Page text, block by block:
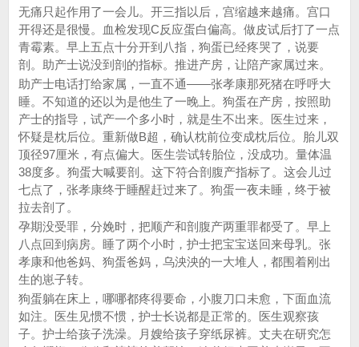
无痛只起作用了一会儿。开三指以后，宫缩越来越痛。宫口
开得还是很慢。血检发现C反应蛋白偏高。做皮试后打了一点
青霉素。早上五点十分开到八指，狗蛋已经疼哭了，说要
剖。助产士说没到剖的指标。推进产房，让陪产家属过来。
助产士电话打给家属，一直不通——张孝康那死猪在呼呼大
睡。不知道的还以为是他生了一晚上。狗蛋在产房，按照助
产士的指导，试产一个多小时，就是生不出来。医生过来，
怀疑是枕后位。重新做B超，确认枕前位变成枕后位。胎儿双
顶径97厘米，有点偏大。医生尝试转胎位，没成功。量体温
38度多。狗蛋大喊要剖。这下符合剖腹产指标了。这会儿过
七点了，张孝康终于睡醒赶过来了。狗蛋一夜未睡，终于被
拉去剖了。
孕期没受罪，分娩时，把顺产和剖腹产两重罪都受了。早上
八点回到病房。睡了两个小时，护士把宝宝送回来母乳。张
孝康和他爸妈、狗蛋爸妈，乌泱泱的一大堆人，都围着刚出
生的崽子转。
狗蛋躺在床上，哪哪都疼得要命，小腹刀口未愈，下面血流
如注。医生见惯不惯，护士长说都是正常的。医生观察孩
子。护士给孩子洗澡。月嫂给孩子穿纸尿裤。丈夫在研究怎